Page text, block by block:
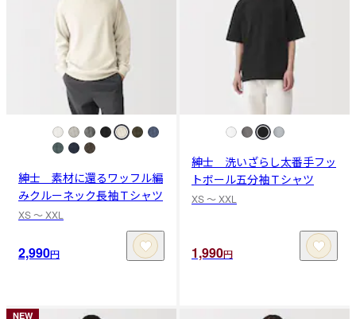
紳士 素材に還るワッフル編
みクルーネック長袖Ｔシャツ
XS 〜 XXL
2,990円
紳士 洗いざらし太番手フッ
トボール五分袖Ｔシャツ
XS 〜 XXL
1,990円
NEW